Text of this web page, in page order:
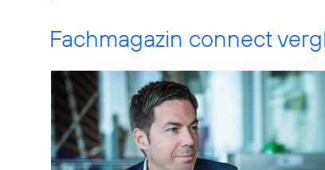
Fachmagazin connect